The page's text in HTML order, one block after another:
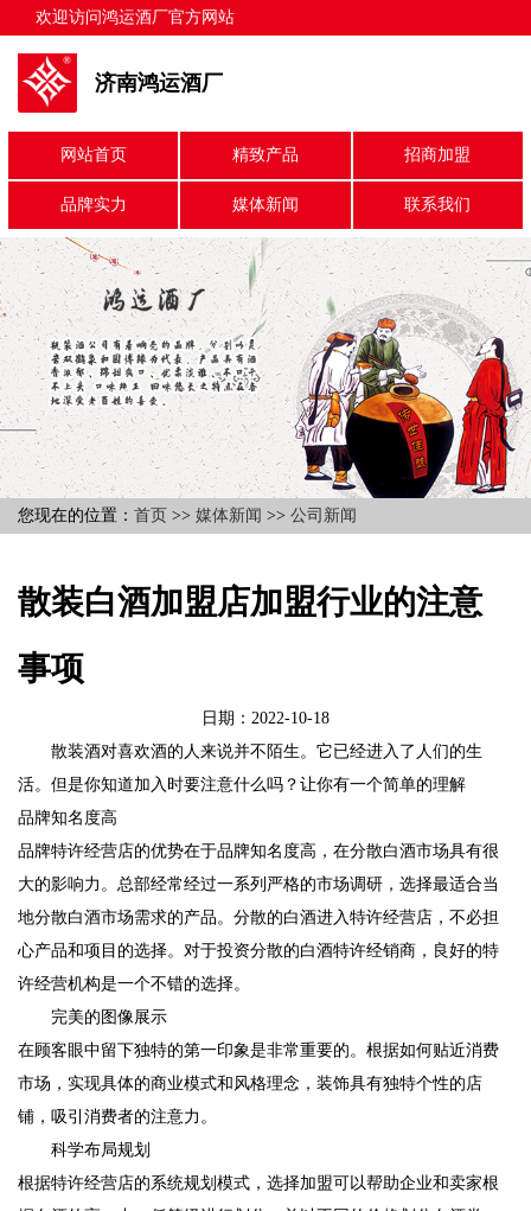
欢迎访问鸿运酒厂官方网站
济南鸿运酒厂
网站首页 精致产品 招商加盟
品牌实力 媒体新闻 联系我们
您现在的位置： 首页 >> 媒体新闻 >> 公司新闻
散装白酒加盟店加盟行业的注意
事项
日期：2022-10-18
散装酒对喜欢酒的人来说并不陌生。它已经进入了人们的生
活。但是你知道加入时要注意什么吗？让你有一个简单的理解
品牌知名度高
品牌特许经营店的优势在于品牌知名度高，在分散白酒市场具有很
大的影响力。总部经常经过一系列严格的市场调研，选择最适合当
地分散白酒市场需求的产品。分散的白酒进入特许经营店，不必担
心产品和项目的选择。对于投资分散的白酒特许经销商，良好的特
许经营机构是一个不错的选择。
完美的图像展示
在顾客眼中留下独特的第一印象是非常重要的。根据如何贴近消费
市场，实现具体的商业模式和风格理念，装饰具有独特个性的店
铺，吸引消费者的注意力。
科学布局规划
根据特许经营店的系统规划模式，选择加盟可以帮助企业和卖家根